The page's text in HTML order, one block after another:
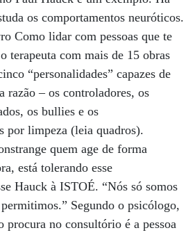
os comportamentos neuróticos.
Como lidar com pessoas que te
terapeuta com mais de 15 obras
“personalidades” capazes de
razão – os controladores, os
os bullies e os
por limpeza (leia quadros).
quem age de forma
está tolerando esse
Hauck à ISTOÉ. “Nós só somos
Segundo o psicólogo,
procura no consultório é a pessoa